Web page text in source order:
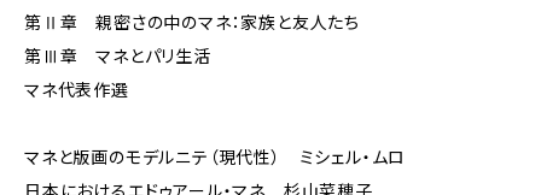
第Ⅱ章 親密さの中のマネ：家族と友人たち
第Ⅲ章 マネとパリ生活
マネ代表作選
マネと版画のモデルニテ（現代性） ミシェル・ムロ
日本におけるエドゥアール・マネ 杉山菜穂子